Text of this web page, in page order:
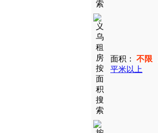
面积： 不限
平米以上